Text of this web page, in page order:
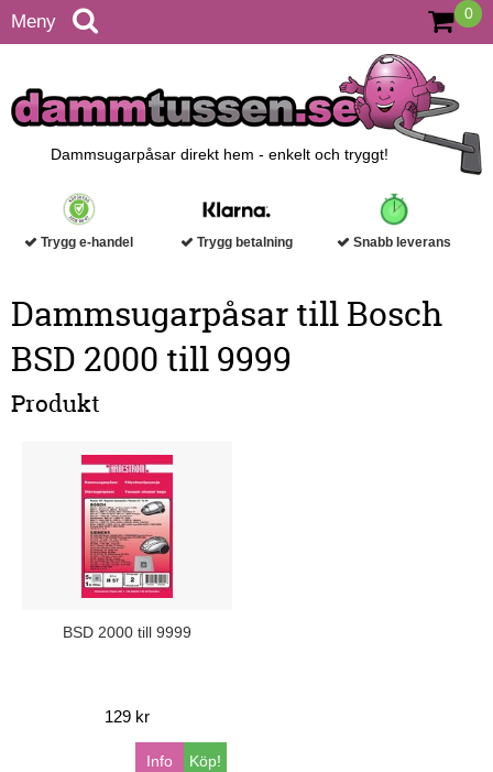
Meny 0
Dammsugarpåsar direkt hem - enkelt och tryggt!
Trygg e-handel Trygg betalning Snabb leverans
Dammsugarpåsar till Bosch
BSD 2000 till 9999
Produkt
BSD 2000 till 9999
129 kr
Köp!
Info